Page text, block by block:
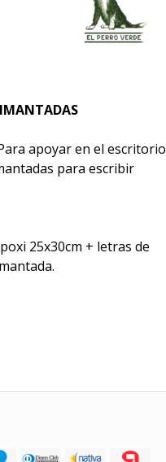
apoyar en el escritorio
para escribir
25x30cm + letras de